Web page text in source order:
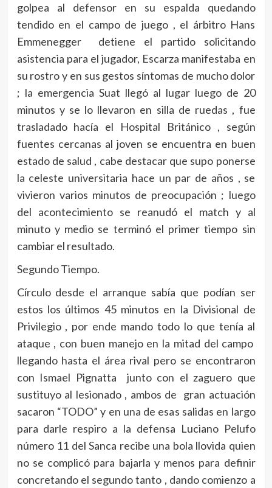
golpea al defensor en su espalda quedando
tendido en el campo de juego , el árbitro Hans
Emmenegger detiene el partido solicitando
asistencia para el jugador, Escarza manifestaba en
su rostro y en sus gestos síntomas de mucho dolor
; la emergencia Suat llegó al lugar luego de 20
minutos y se lo llevaron en silla de ruedas , fue
trasladado hacía el Hospital Británico , según
fuentes cercanas al joven se encuentra en buen
estado de salud , cabe destacar que supo ponerse
la celeste universitaria hace un par de años , se
vivieron varios minutos de preocupación ; luego
del acontecimiento se reanudó el match y al
minuto y medio se terminó el primer tiempo sin
cambiar el resultado.
Segundo Tiempo.
Círculo desde el arranque sabía que podían ser
estos los últimos 45 minutos en la Divisional de
Privilegio , por ende mando todo lo que tenía al
ataque , con buen manejo en la mitad del campo
llegando hasta el área rival pero se encontraron
con Ismael Pignatta junto con el zaguero que
sustituyo al lesionado , ambos de gran actuación
sacaron “TODO” y en una de esas salidas en largo
para darle respiro a la defensa Luciano Pelufo
número 11 del Sanca recibe una bola llovida quien
no se complicó para bajarla y menos para definir
concretando el segundo tanto , dando comienzo a